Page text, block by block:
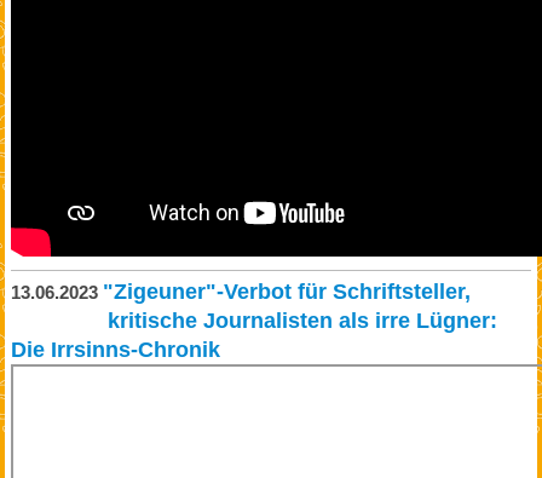
13.06.2023 "Zigeuner"-Verbot für Schriftsteller,
kritische Journalisten als irre Lügner:
Die Irrsinns-Chronik